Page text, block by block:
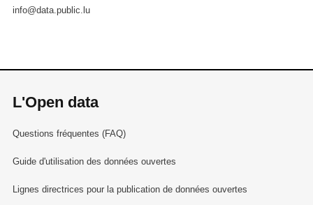
info@data.public.lu
L'Open data
Questions fréquentes (FAQ)
Guide d'utilisation des données ouvertes
Lignes directrices pour la publication de données ouvertes